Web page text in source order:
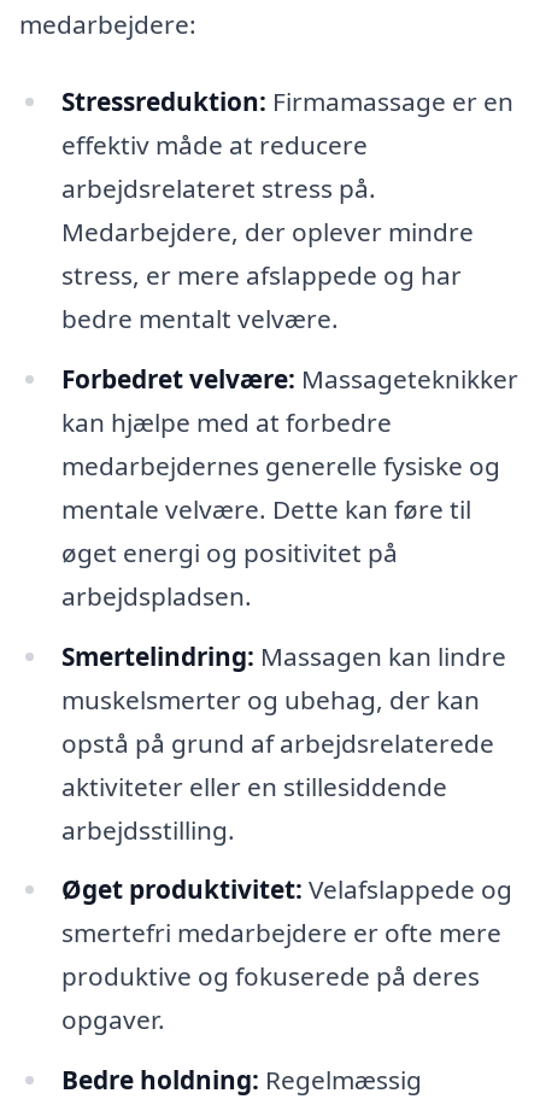
medarbejdere:
Stressreduktion: Firmamassage er en
effektiv måde at reducere
arbejdsrelateret stress på.
Medarbejdere, der oplever mindre
stress, er mere afslappede og har
bedre mentalt velvære.
Forbedret velvære: Massageteknikker
kan hjælpe med at forbedre
medarbejdernes generelle fysiske og
mentale velvære. Dette kan føre til
øget energi og positivitet på
arbejdspladsen.
Smertelindring: Massagen kan lindre
muskelsmerter og ubehag, der kan
opstå på grund af arbejdsrelaterede
aktiviteter eller en stillesiddende
arbejdsstilling.
Øget produktivitet: Velafslappede og
smertefri medarbejdere er ofte mere
produktive og fokuserede på deres
opgaver.
Bedre holdning: Regelmæssig